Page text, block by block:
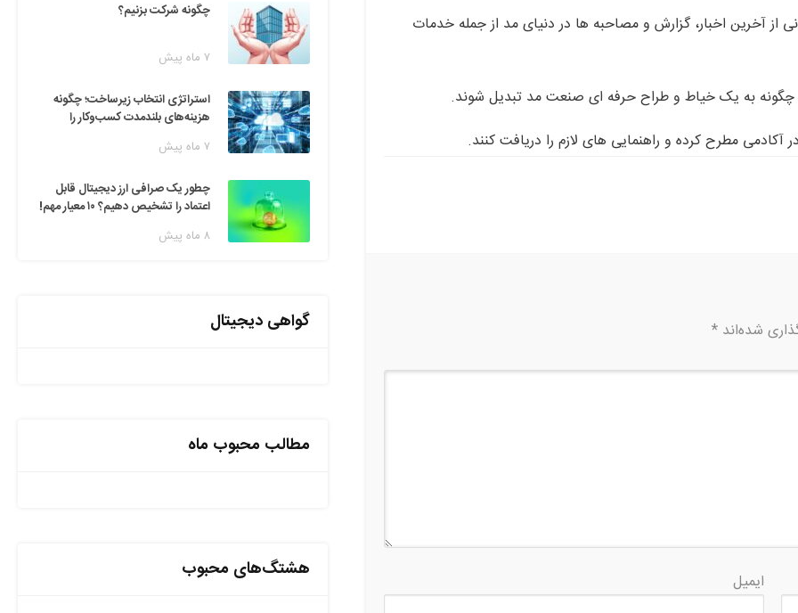
آخرین اخبار، گزارش و مصاحبه ها در دنیای مد از جمله خدمات
چگونه به یک خیاط و طراح حرفه ای صنعت مد تبدیل شوند.
آکادمی مطرح کرده و راهنمایی های لازم را دریافت کنند.
شده‌اند *
ایمیل
چگونه شرکت بزنیم؟
۷ ماه پیش
استراتژی انتخاب زیرساخت؛ چگونه
هزینه‌های بلندمدت کسب‌وکار را
۷ ماه پیش
چطور یک صرافی ارز دیجیتال قابل
اعتماد را تشخیص دهیم؟ ۱۰ معیار مهم!
۸ ماه پیش
گواهی دیجیتال
مطالب محبوب ماه
هشتگ‌های محبوب